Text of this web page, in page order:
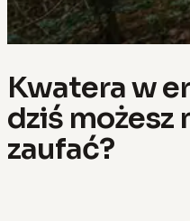
Kwatera w
dziś możesz
zaufać?